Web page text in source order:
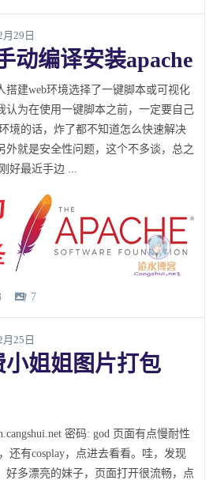
月29日
动编译安装apache
搭建web环境选择了一键脚本或可视化
认为在使用一键脚本之前，一定要自己
境的话，炸了都不知道怎么快速解决
外就是安全性问题，这个不多谈，总之
好最近手边 ...
 7
月25日
小姐姐图片打包
密码: god 页面有点慢耐性
还有cosplay，点进去看看。哇，发现
好多漂亮的妹子，页面打开很流畅，点